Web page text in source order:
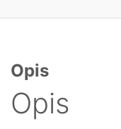
Opis
Opis